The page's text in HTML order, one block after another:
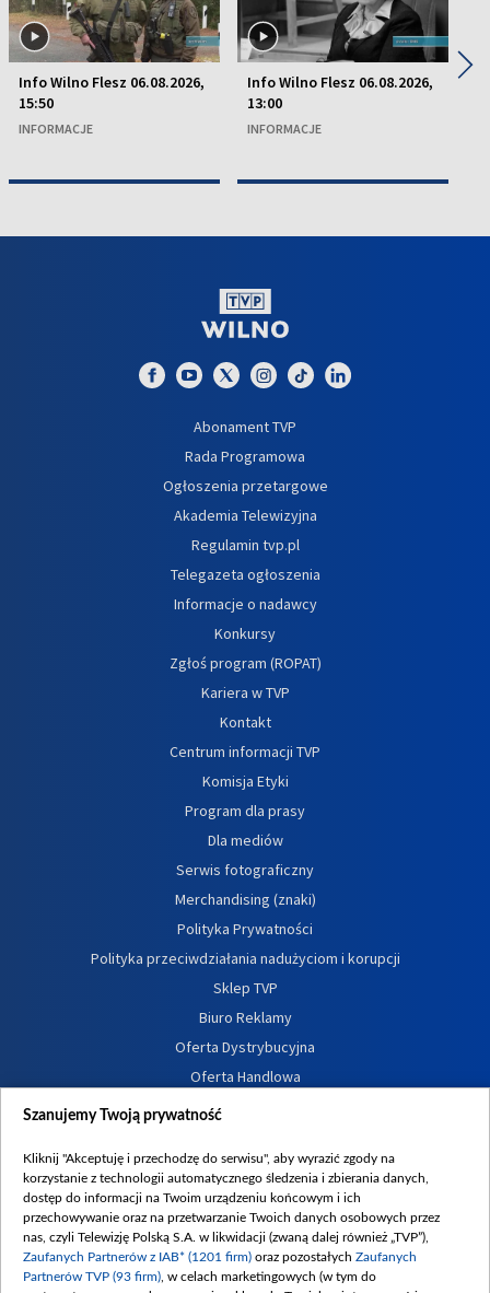
Info Wilno Flesz 06.08.2026,
15:50
INFORMACJE
Info Wilno Flesz 06.08.2026,
13:00
INFORMACJE
▶
Abonament TVP
Rada Programowa
Ogłoszenia przetargowe
Akademia Telewizyjna
Regulamin tvp.pl
Telegazeta ogłoszenia
Informacje o nadawcy
Konkursy
Zgłoś program (ROPAT)
Kariera w TVP
Kontakt
Centrum informacji TVP
Komisja Etyki
Program dla prasy
Dla mediów
Serwis fotograficzny
Merchandising (znaki)
Polityka Prywatności
Polityka przeciwdziałania nadużyciom i korupcji
Sklep TVP
Biuro Reklamy
Oferta Dystrybucyjna
Oferta Handlowa
Dostępność
Procedura zgłoszeń wewnętrznych
Szanujemy Twoją prywatność
Kliknij "Akceptuję i przechodzę do serwisu", aby wyrazić zgody na
korzystanie z technologii automatycznego śledzenia i zbierania danych,
dostęp do informacji na Twoim urządzeniu końcowym i ich
przechowywanie oraz na przetwarzanie Twoich danych osobowych przez
nas, czyli Telewizję Polską S.A. w likwidacji (zwaną dalej również „TVP”),
Zaufanych Partnerów z IAB* (1201 firm) oraz pozostałych Zaufanych
Partnerów TVP (93 firm) , w celach marketingowych (w tym do